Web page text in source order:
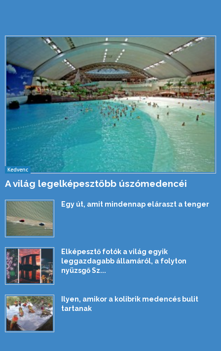
Kedvenc
A világ legelképesztőbb úszómedencéi
Egy út, amit mindennap eláraszt a tenger
Elképesztő fotók a világ egyik
leggazdagabb államáról, a folyton
nyüzsgő Sz...
Ilyen, amikor a kolibrik medencés bulit
tartanak